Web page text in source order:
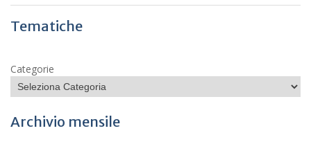
Tematiche
Categorie
Archivio mensile